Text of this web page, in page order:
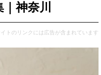
神奈川
トのリンクには広告が含まれています